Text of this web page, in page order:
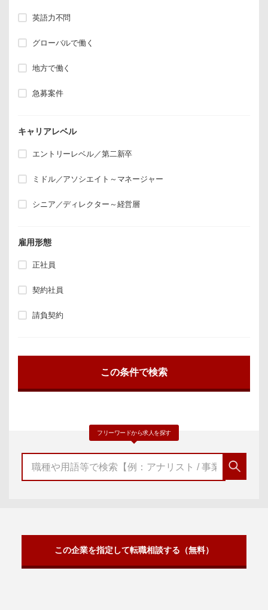
英語力不問
グローバルで働く
地方で働く
急募案件
キャリアレベル
エントリーレベル／第二新卒
ミドル／アソシエイト～マネージャー
シニア／ディレクター～経営層
雇用形態
正社員
契約社員
請負契約
フリーワードから求人を探す
この企業を指定して転職相談する（無料）